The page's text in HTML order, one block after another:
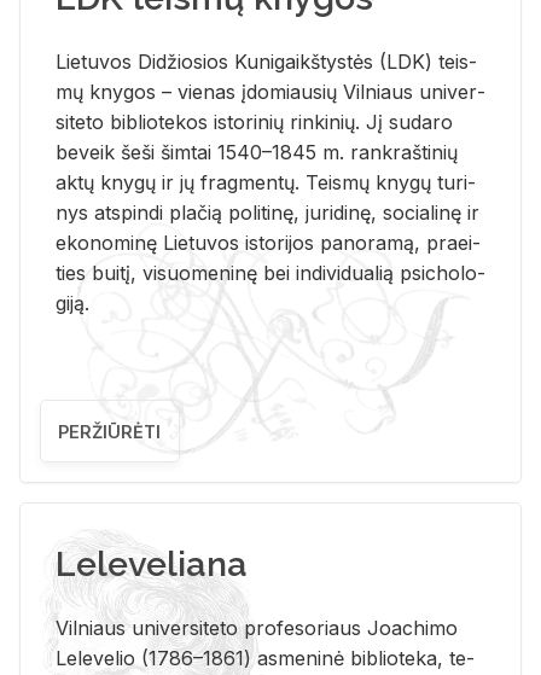
Lie­tu­vos Di­džio­sios Ku­ni­gaikš­tys­tės (LDK) teis­
mų kny­gos – vie­nas įdo­miau­sių Vil­niaus uni­ver­
si­te­to bi­b­lio­te­kos is­to­ri­nių rin­ki­nių. Jį su­da­ro
be­veik šeši šim­tai 1540–1845 m. rank­raš­ti­nių
aktų kny­gų ir jų frag­men­tų. Teis­mų kny­gų tu­ri­
nys at­spin­di pla­čią po­li­ti­nę, ju­ri­di­nę, so­cia­li­nę ir
eko­no­mi­nę Lie­tu­vos is­to­ri­jos pa­no­ra­mą, pra­ei­
ties bui­tį, vi­suo­me­ni­nę bei in­di­vi­dua­lią psi­cho­lo­
gi­ją.
PERŽIŪRĖTI
Leleveliana
Vil­niaus uni­ver­si­te­to pro­fe­so­riaus Jo­a­chi­mo
Le­le­ve­lio (1786–1861) as­me­ni­nė bi­b­lio­te­ka, te­